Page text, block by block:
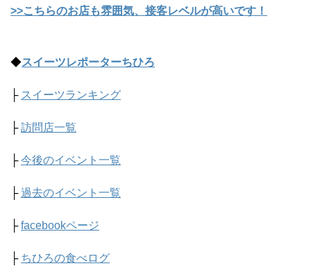
>>こちらのお店も雰囲気、接客レベルが高いです！
◆スイーツレポーターちひろ
├ スイーツランキング
├訪問店一覧
├今後のイベント一覧
├過去のイベント一覧
├facebookページ
├ ちひろの食べログ